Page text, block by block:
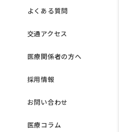
よくある質問
交通アクセス
医療関係者の方へ
採用情報
お問い合わせ
医療コラム